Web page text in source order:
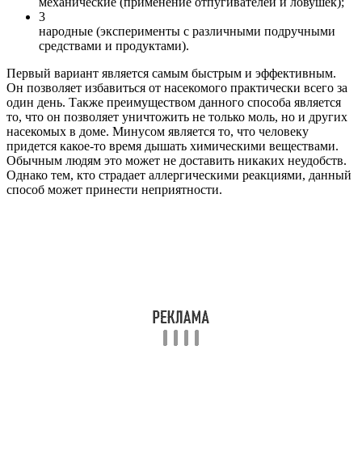
3
народные (эксперименты с различными подручными
средствами и продуктами).
Первый вариант является самым быстрым и эффективным.
Он позволяет избавиться от насекомого практически всего за
один день. Также преимуществом данного способа является
то, что он позволяет уничтожить не только моль, но и других
насекомых в доме. Минусом является то, что человеку
придется какое-то время дышать химическими веществами.
Обычным людям это может не доставить никаких неудобств.
Однако тем, кто страдает аллергическими реакциями, данный
способ может принести неприятности.